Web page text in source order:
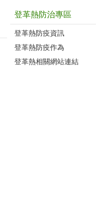
登革熱防治專區
登革熱防疫資訊
登革熱防疫作為
登革熱相關網站連結